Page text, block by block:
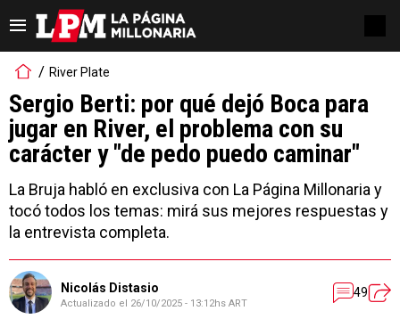
River Plate
Sergio Berti: por qué dejó Boca para
jugar en River, el problema con su
carácter y "de pedo puedo caminar"
La Bruja habló en exclusiva con La Página Millonaria y
tocó todos los temas: mirá sus mejores respuestas y
la entrevista completa.
Nicolás Distasio
Actualizado el 26/10/2025 - 13:12hs ART
49